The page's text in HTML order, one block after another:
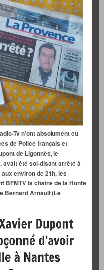
Tv n’ont absolument eu
de Police français et
de Ligonnès, le
avait été soi-disant arrêté à
environ de 21h, les
BFMTV la chaine de la Honte
Bernard Arnault (Le